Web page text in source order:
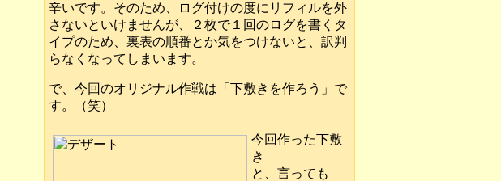
辛いです。そのため、ログ付けの度にリフィルを外
さないといけませんが、２枚で１回のログを書くタ
イプのため、裏表の順番とか気をつけないと、訳判
らなくなってしまいます。
で、今回のオリジナル作戦は「下敷きを作ろう」で
す。（笑）
今回作った下敷
き
と、言っても